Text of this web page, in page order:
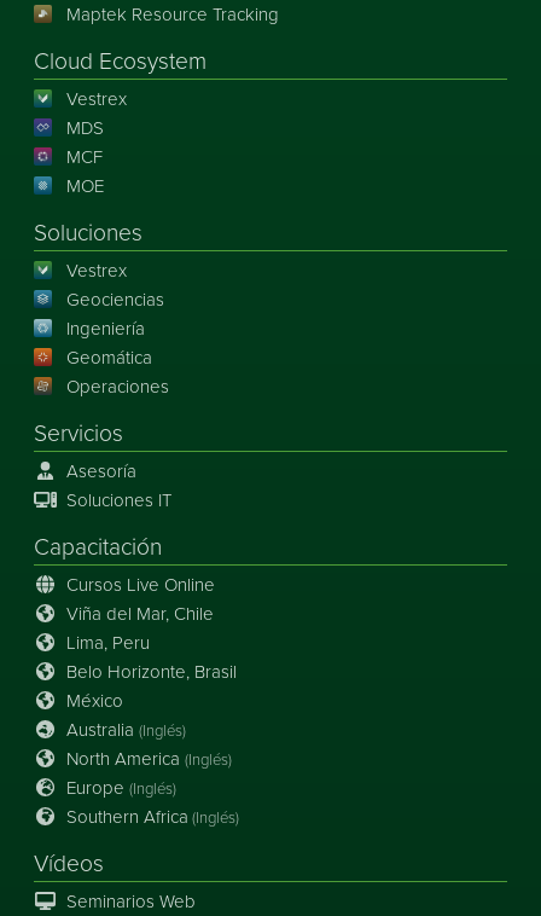
Maptek Resource Tracking
Cloud Ecosystem
Vestrex
MDS
MCF
MOE
Soluciones
Vestrex
Geociencias
Ingeniería
Geomática
Operaciones
Servicios
Asesoría
Soluciones IT
Capacitación
Cursos Live Online
Viña del Mar, Chile
Lima, Peru
Belo Horizonte, Brasil
México
Australia (Inglés)
North America (Inglés)
Europe (Inglés)
Southern Africa (Inglés)
Vídeos
Seminarios Web